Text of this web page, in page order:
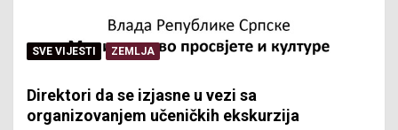
SVE VIJESTI ZEMLJA
Direktori da se izjasne u vezi sa
organizovanjem učeničkih ekskurzija